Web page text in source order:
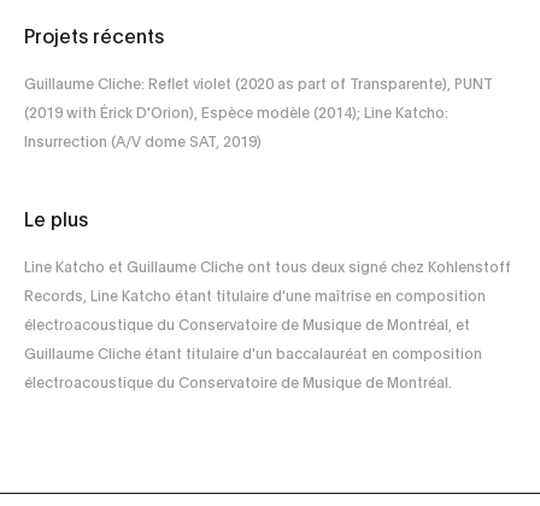
Projets récents
Guillaume Cliche: Reflet violet (2020 as part of Transparente), PUNT
(2019 with Érick D'Orion), Espèce modèle (2014); Line Katcho:
Insurrection (A/V dome SAT, 2019)
Le plus
Line Katcho et Guillaume Cliche ont tous deux signé chez Kohlenstoff
Records, Line Katcho étant titulaire d'une maîtrise en composition
électroacoustique du Conservatoire de Musique de Montréal, et
Guillaume Cliche étant titulaire d'un baccalauréat en composition
électroacoustique du Conservatoire de Musique de Montréal.